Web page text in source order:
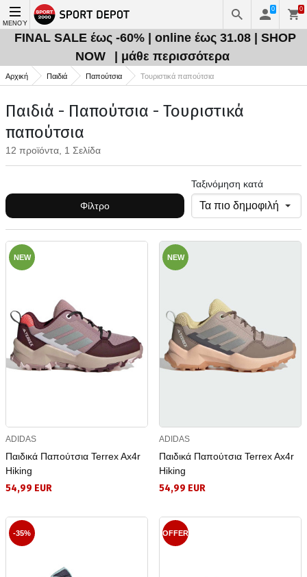
ΜΕΝΟΎ
0 0
FINAL SALE έως -60% | online έως 31.08 | SHOP
NOW
| μάθε περισσότερα
Αρχική Παιδιά Παπούτσια Τουριστικά παπούτσια
Παιδιά - Παπούτσια - Τουριστικά
παπούτσια
12 προϊόντα, 1 Σελίδα
Φίλτρο
Ταξινόμηση κατά
NEW
ADIDAS
Παιδικά Παπούτσια Terrex Ax4r
Hiking
54,99 EUR
NEW
ADIDAS
Παιδικά Παπούτσια Terrex Ax4r
Hiking
54,99 EUR
-35% OFFER